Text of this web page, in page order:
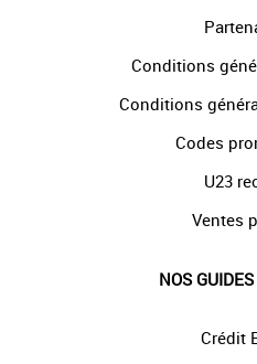
Conditions
Conditions
Codes
U23
Ventes
NOS
Crédit